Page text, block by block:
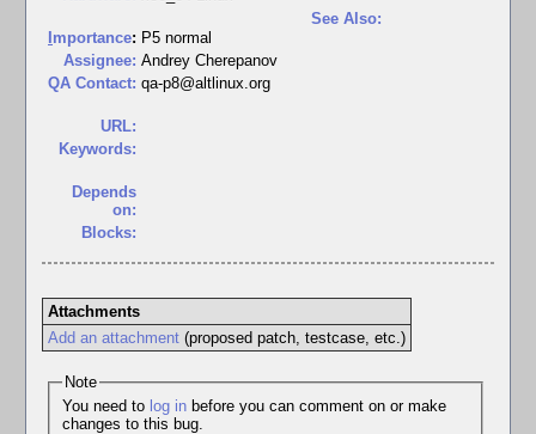
mportance: P5 normal
Assignee: Andrey Cherepanov
QA Contact: qa-p8@altlinux.org
URL:
Keywords:
Depends
on:
Blocks:
See Also:
Attachments
Add an attachment(proposed patch, testcase, etc.)
Note
You need to log inbefore you can comment on or make
changes to this bug.